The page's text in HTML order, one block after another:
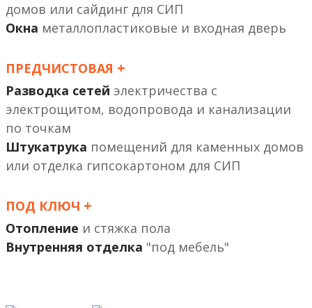
или сайдинг
Окна металлопластиковые и входная дверь
ПРЕДЧИСТОВАЯ +
Разводка сетей электричества с
электрощитом, водопровода и канализации
по точкам
Штукатрука помещений
или отделка гипсокартоном
ПОД КЛЮЧ +
Отопление и стяжка пола
Внутренняя отделка "под мебель"